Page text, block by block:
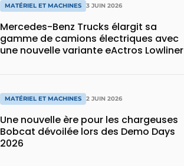
MATÉRIEL ET MACHINES 3 JUIN 2026
Mercedes-Benz Trucks élargit sa
gamme de camions électriques avec
une nouvelle variante eActros Lowliner
MATÉRIEL ET MACHINES 2 JUIN 2026
Une nouvelle ère pour les chargeuses
Bobcat dévoilée lors des Demo Days
2026